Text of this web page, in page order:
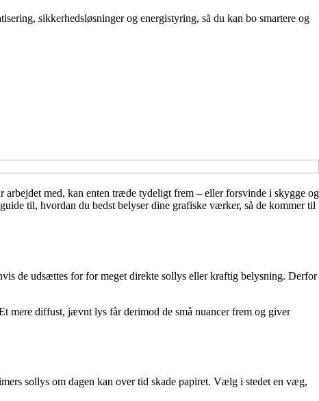
sikkerhedsløsninger og energistyring, så du kan bo smartere og
med, kan enten træde tydeligt frem – eller forsvinde i skygge og
til, hvordan du bedst belyser dine grafiske værker, så de kommer til
de udsættes for for meget direkte sollys eller kraftig belysning. Derfor
mere diffust, jævnt lys får derimod de små nuancer frem og giver
sollys om dagen kan over tid skade papiret. Vælg i stedet en væg,